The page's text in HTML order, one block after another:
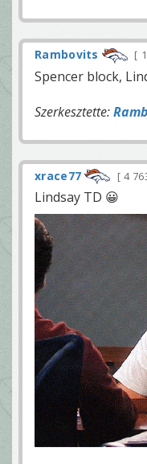
Rambovits
Spencer block,
Szerkesztette:
xrace77 4
Lindsay TD 😀